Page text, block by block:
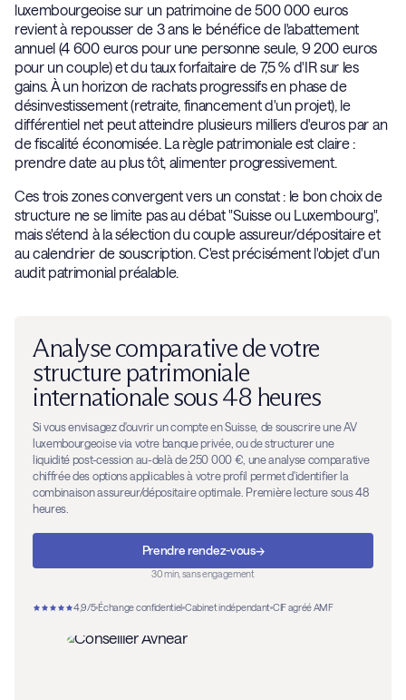
luxembourgeoise sur un patrimoine de 500 000 euros
revient à repousser de 3 ans le bénéfice de l'abattement
annuel (4 600 euros pour une personne seule, 9 200 euros
pour un couple) et du taux forfaitaire de 7,5 % d'IR sur les
gains. À un horizon de rachats progressifs en phase de
désinvestissement (retraite, financement d'un projet), le
différentiel net peut atteindre plusieurs milliers d'euros par an
de fiscalité économisée. La règle patrimoniale est claire :
prendre date au plus tôt, alimenter progressivement.
Ces trois zones convergent vers un constat : le bon choix de
structure ne se limite pas au débat "Suisse ou Luxembourg",
mais s'étend à la sélection du couple assureur/dépositaire et
au calendrier de souscription. C'est précisément l'objet d'un
audit patrimonial préalable.
Analyse comparative de votre
structure patrimoniale
internationale sous 48 heures
Si vous envisagez d'ouvrir un compte en Suisse, de souscrire une AV
luxembourgeoise via votre banque privée, ou de structurer une
liquidité post-cession au-delà de 250 000 €, une analyse comparative
chiffrée des options applicables à votre profil permet d'identifier la
combinaison assureur/dépositaire optimale. Première lecture sous 48
heures.
Prendre rendez-vous→
30 min, sans engagement
4,9/5 Échange confidentiel Cabinet indépendant CIF agréé AMF